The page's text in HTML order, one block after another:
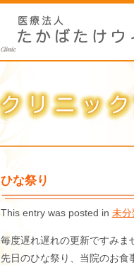
ひな祭り
This entry was posted in 未分
毎度遅れ遅れの更新ですみま
先日のひな祭り、当院のお食